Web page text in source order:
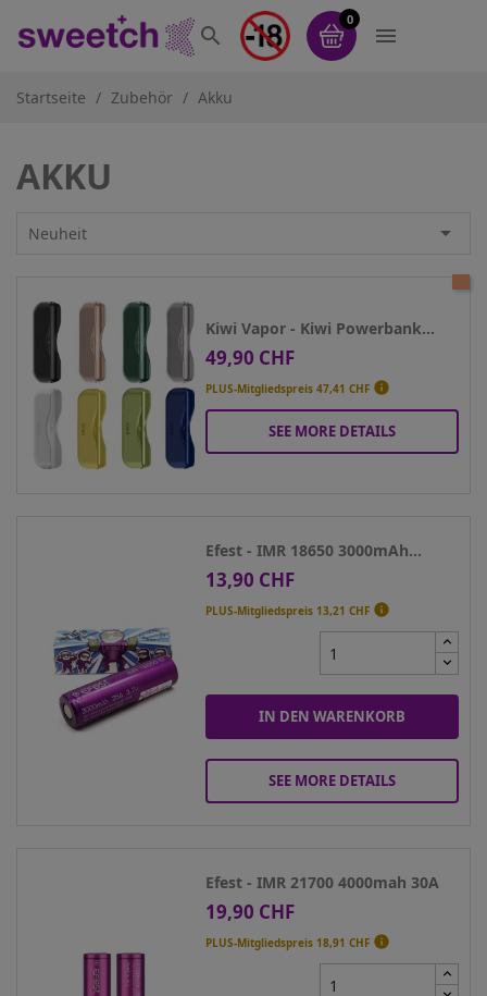

0

Startseite Zubehör Akku
AKKU
Neuheit 
Kiwi Vapor - Kiwi Powerbank...
Preis
49,90 CHF
PLUS-Mitgliedspreis47,41 CHF 
SEE MORE DETAILS
Efest - IMR 18650 3000mAh...
Preis
13,90 CHF
PLUS-Mitgliedspreis 13,21 CHF 
IN DEN WARENKORB
SEE MORE DETAILS
Efest - IMR 21700 4000mah 30A
Preis
19,90 CHF
PLUS-Mitgliedspreis 18,91 CHF 